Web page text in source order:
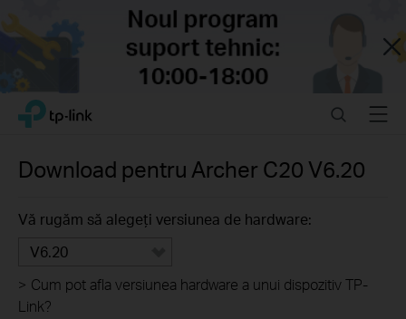
Close
Click
navigation
TP-Link, Reliably Smart SearchMenu
Download pentru Archer C20 V6.20
Vă rugăm să alegeți versiunea de hardware:
V6.20
> Cum pot afla versiunea hardware a unui dispozitiv TP-
Link?